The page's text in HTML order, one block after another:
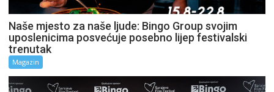
Naše mjesto za naše ljude: Bingo Group svojim
uposlenicima posvećuje posebno lijep festivalski
trenutak
Magazin